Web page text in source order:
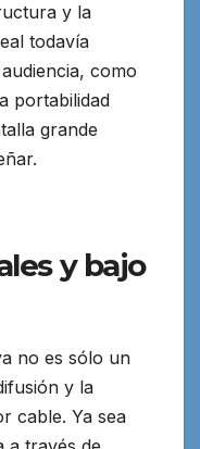
y la
todavía
como
portabilidad
grande
y bajo
no es sólo un
y la
cable. Ya sea